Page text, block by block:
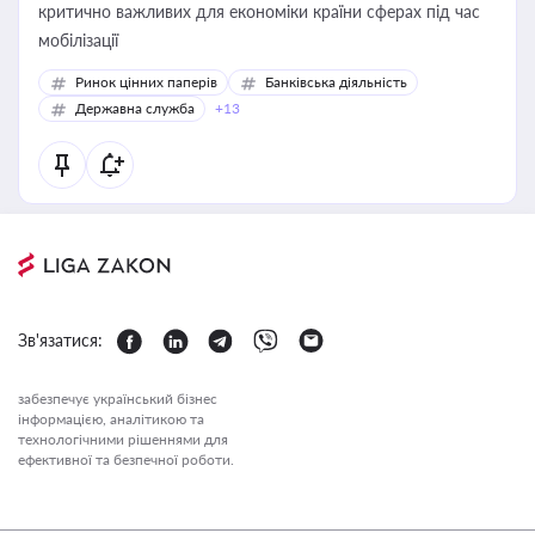
критично важливих для економіки країни сферах під час
мобілізації
Ринок цінних паперів
Банківська діяльність
Державна служба
+13
Зв'язатися:
забезпечує український бізнес
інформацією, аналітикою та
технологічними рішеннями для
ефективної та безпечної роботи.